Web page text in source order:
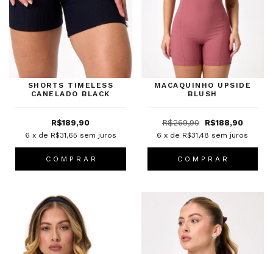
SHORTS TIMELESS
CANELADO BLACK
R$189,90
6 x de R$31,65 sem juros
C O M P R A R
MACAQUINHO UPSIDE
BLUSH
R$269,90 R$188,90
6 x de R$31,48 sem juros
C O M P R A R